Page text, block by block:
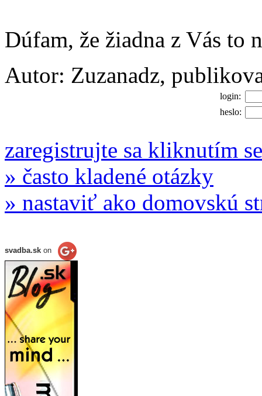
Dúfam, že žiadna z Vás to
Autor: Zuzanadz,
login:
heslo:
zaregistrujte sa kliknutím
» často kladené otázky
» nastaviť ako domovskú
svadba.sk on